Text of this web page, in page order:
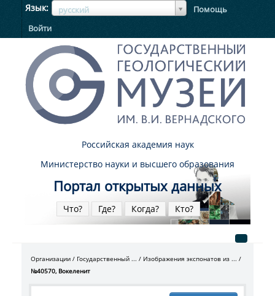
Язык русский
ЯзыкЯзык
Помощь
Войти
Российская академия наук
Министерство науки и высшего образования
Портал открытых данных
Что? Где? Когда? Кто?
Организации Государственный ...
Изображения экспонатов из ...
№40570, Вокеленит